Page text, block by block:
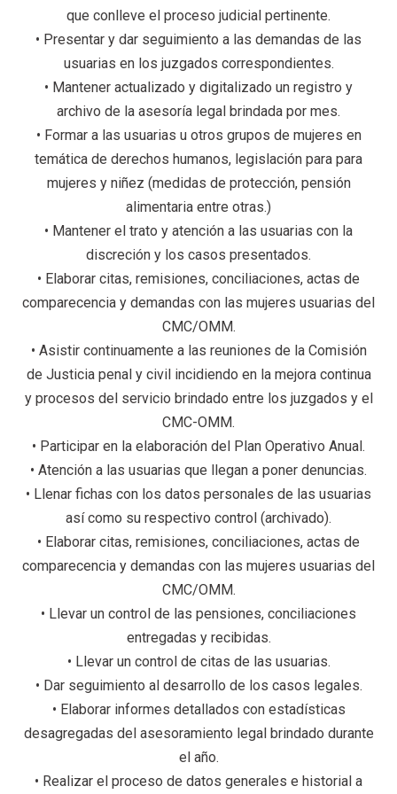
que conlleve el proceso judicial pertinente.
• Presentar y dar seguimiento a las demandas de las
usuarias en los juzgados correspondientes.
• Mantener actualizado y digitalizado un registro y
archivo de la asesoría legal brindada por mes.
• Formar a las usuarias u otros grupos de mujeres en
temática de derechos humanos, legislación para para
mujeres y niñez (medidas de protección, pensión
alimentaria entre otras.)
• Mantener el trato y atención a las usuarias con la
discreción y los casos presentados.
• Elaborar citas, remisiones, conciliaciones, actas de
comparecencia y demandas con las mujeres usuarias del
CMC/OMM.
• Asistir continuamente a las reuniones de la Comisión
de Justicia penal y civil incidiendo en la mejora continua
y procesos del servicio brindado entre los juzgados y el
CMC-OMM.
• Participar en la elaboración del Plan Operativo Anual.
• Atención a las usuarias que llegan a poner denuncias.
• Llenar fichas con los datos personales de las usuarias
así como su respectivo control (archivado).
• Elaborar citas, remisiones, conciliaciones, actas de
comparecencia y demandas con las mujeres usuarias del
CMC/OMM.
• Llevar un control de las pensiones, conciliaciones
entregadas y recibidas.
• Llevar un control de citas de las usuarias.
• Dar seguimiento al desarrollo de los casos legales.
• Elaborar informes detallados con estadísticas
desagregadas del asesoramiento legal brindado durante
el año.
• Realizar el proceso de datos generales e historial a